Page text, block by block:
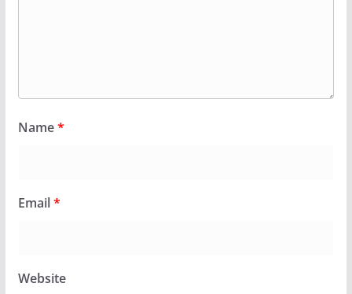
Name*
Email*
Website